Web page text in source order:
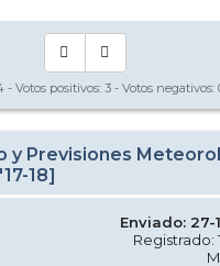
- Votos positivos: 3 - Votos negativos:
y Previsiones
18]
Enviado: 27-
Registrado: